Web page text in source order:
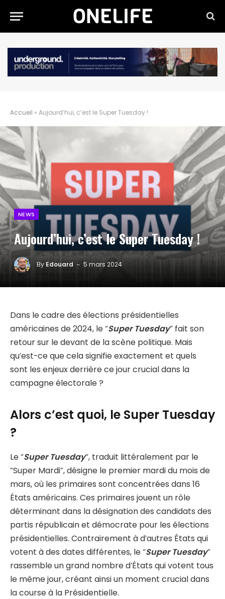
Accueil » Aujourd’hui, c’est le Super Tuesday !
NEWS
Aujourd’hui, c’est le Super Tuesday !
By Edouard 5 mars 2024
Dans le cadre des élections présidentielles
américaines de 2024, le “Super Tuesday” fait son
retour sur le devant de la scène politique. Mais
qu’est-ce que cela signifie exactement et quels
sont les enjeux derrière ce jour crucial dans la
campagne électorale ?
Alors c’est quoi, le Super Tuesday
?
Le “Super Tuesday“, traduit littéralement par le
“Super Mardi”, désigne le premier mardi du mois de
mars, où les primaires sont concentrées dans 16
États américains. Ces primaires jouent un rôle
déterminant dans la désignation des candidats des
partis républicain et démocrate pour les élections
présidentielles. Contrairement à d’autres États qui
votent à des dates différentes, le “Super Tuesday”
rassemble un grand nombre d’États qui votent tous
le même jour, créant ainsi un moment crucial dans
la course à la Présidentielle.